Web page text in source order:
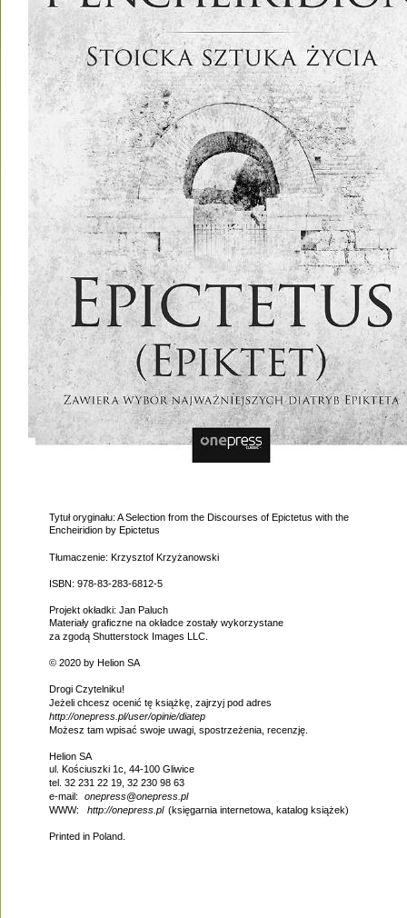
Tytuł oryginału: A Selection from the Discourses of Epictetus with the
Encheiridion by Epictetus
Tłumaczenie: Krzysztof Krzyżanowski
ISBN: 978-83-283-6812-5
Projekt okładki: Jan Paluch
Materiały graficzne na okładce zostały wykorzystane
za zgodą Shutterstock Images LLC.
© 2020 by Helion SA
Drogi Czytelniku!
Jeżeli chcesz ocenić tę książkę, zajrzyj pod adres
http://onepress.pl/user/opinie/diatep
Możesz tam wpisać swoje uwagi, spostrzeżenia, recenzję.
Helion SA
ul. Kościuszki 1c, 44-100 Gliwice
tel. 32 231 22 19, 32 230 98 63
e-mail:
onepress@onepress.pl
WWW:
http://onepress.pl (księgarnia internetowa, katalog książek)
Printed in Poland.